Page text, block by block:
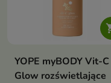
YOPE myBODY Vit-C
Glow rozświetlające